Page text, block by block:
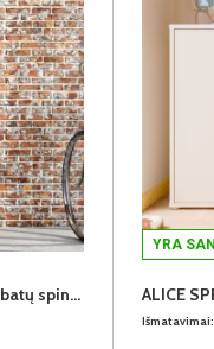
ALICE SPRINGS ACSS822-U60 batų spinta
YRA
Išmatavimai: